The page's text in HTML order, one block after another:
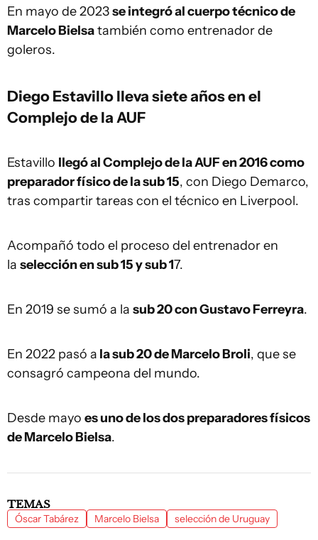
En mayo de 2023se integró al cuerpo técnico de
Marcelo Bielsatambién como entrenador de
goleros.
Diego Estavillo lleva siete años en el
Complejo de la AUF
Estavillo llegó al Complejo de la AUF en 2016 como
preparador físico de la sub 15, con Diego Demarco,
tras compartir tareas con el técnico en Liverpool.
Acompañó todo el proceso del entrenador en
la selección en sub 15 y sub 17.
En 2019 se sumó a la sub 20 con Gustavo Ferreyra.
En 2022 pasó a la sub 20 de Marcelo Broli, que se
consagró campeona del mundo.
Desde mayo es uno de los dos preparadores físicos
de Marcelo Bielsa.
TEMAS
Óscar Tabárez Marcelo Bielsa selección de Uruguay